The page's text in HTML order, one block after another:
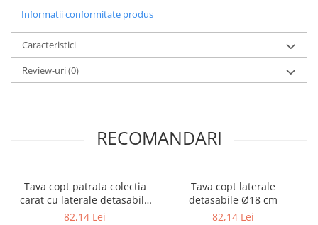
Ustensile, Accesorii Cofetarie,
Site, Gratare,Blaturi taiere
Termometru
Cani, Flacoane, Boluri, Vase
Merdenele, Role, Decupatoare
Informatii conformitate produs
Caracteristici
Review-uri(0)
RECOMANDARI
Tava copt patrata colectia
carat cu laterale detasabile
L18 cm
82,14 Lei
Tava copt laterale
detasabile Ø18 cm
82,14 Lei